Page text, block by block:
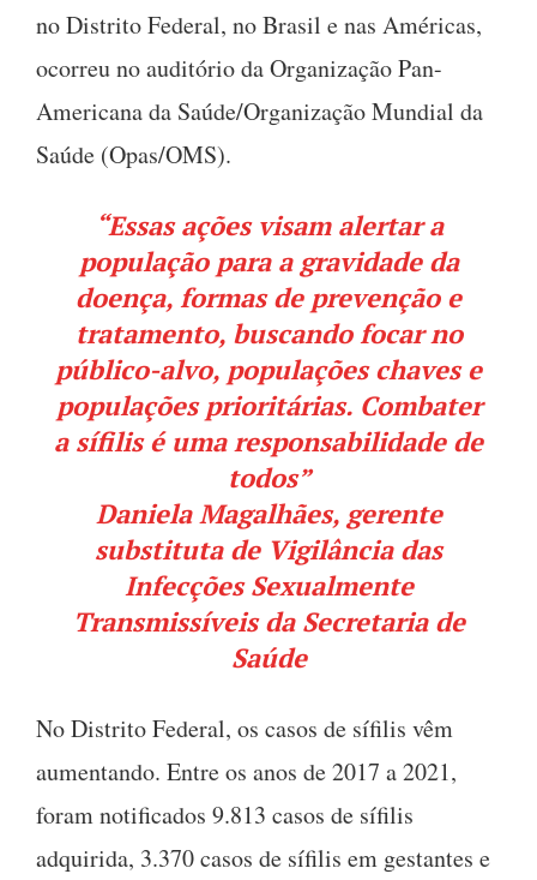
no Distrito Federal, no Brasil e nas Américas,
ocorreu no auditório da Organização Pan-
Americana da Saúde/Organização Mundial da
Saúde (Opas/OMS).
“Essas ações visam alertar a
população para a gravidade da
doença, formas de prevenção e
tratamento, buscando focar no
público-alvo, populações chaves e
populações prioritárias. Combater
a sífilis é uma responsabilidade de
todos”
Daniela Magalhães, gerente
substituta de Vigilância das
Infecções Sexualmente
Transmissíveis da Secretaria de
Saúde
No Distrito Federal, os casos de sífilis vêm
aumentando. Entre os anos de 2017 a 2021,
foram notificados 9.813 casos de sífilis
adquirida, 3.370 casos de sífilis em gestantes e